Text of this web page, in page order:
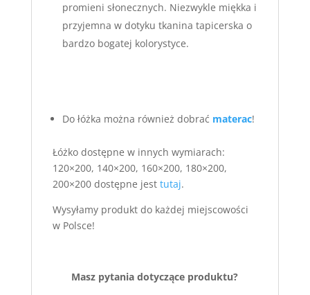
promieni słonecznych. Niezwykle miękka i
przyjemna w dotyku tkanina tapicerska o
bardzo bogatej kolorystyce.
Do łóżka można również dobrać materac!
Łóżko dostępne w innych wymiarach:
120×200, 140×200, 160×200, 180×200,
200×200 dostępne jest tutaj.
Wysyłamy produkt do każdej miejscowości
w Polsce!
Masz pytania dotyczące produktu?